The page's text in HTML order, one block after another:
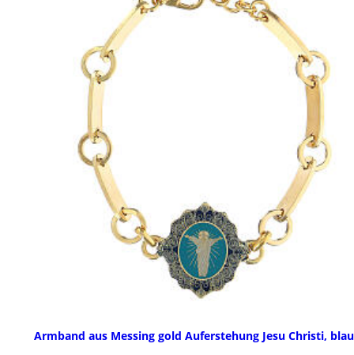
Armband aus Messing gold Auferstehung Jesu Christi, blau